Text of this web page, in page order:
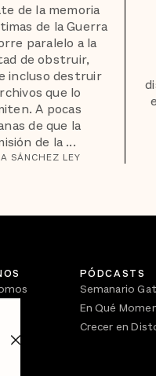
de la memoria
de la Guerra
paralelo a la
de obstruir,
incluso destruir
que lo
A pocas
de que la
de la ...
SÁNCHEZ LEY
PÓDCASTS
Semanario
En Qué
Crecer en